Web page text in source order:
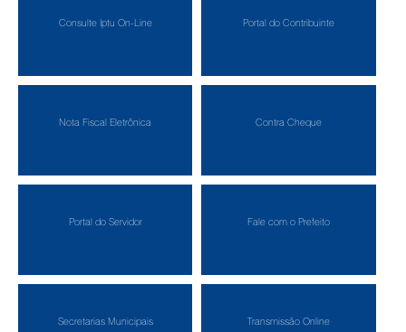
Consulte Iptu On-Line Portal do Contribuinte
Nota Fiscal Eletrônica Contra Cheque
Portal do Servidor Fale com o Prefeito
Secretarias Municipais Transmissão Online